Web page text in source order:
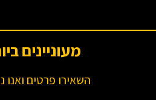
מעוניינים
השאירו פרטים ואנו